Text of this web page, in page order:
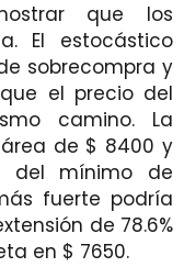
que los
El estocástico
sobrecompra y
el precio del
camino. La
de $ 8400 y
del mínimo de
fuerte podría
de 78.6%
en $ 7650.